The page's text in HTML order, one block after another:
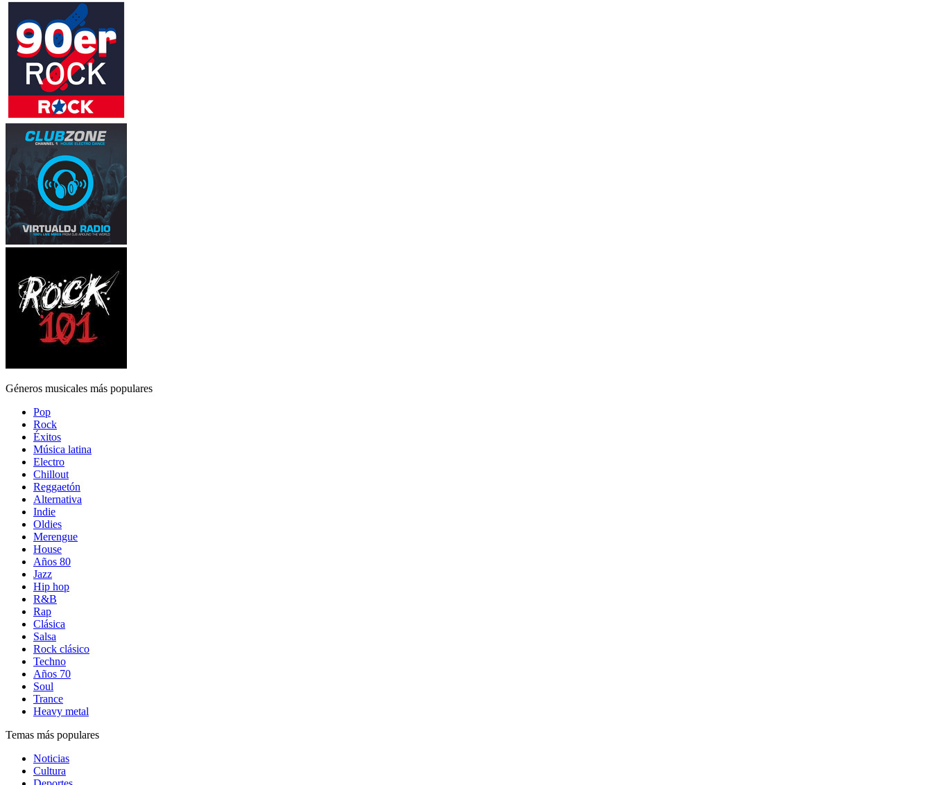
Géneros musicales más populares
Pop
Rock
Éxitos
Música latina
Electro
Chillout
Reggaetón
Alternativa
Indie
Oldies
Merengue
House
Años 80
Jazz
Hip hop
R&B
Rap
Clásica
Salsa
Rock clásico
Techno
Años 70
Soul
Trance
Heavy metal
Temas más populares
Noticias
Cultura